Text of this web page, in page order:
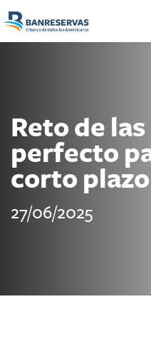
Reto de
perfecto
corto plazo
27/06/2025